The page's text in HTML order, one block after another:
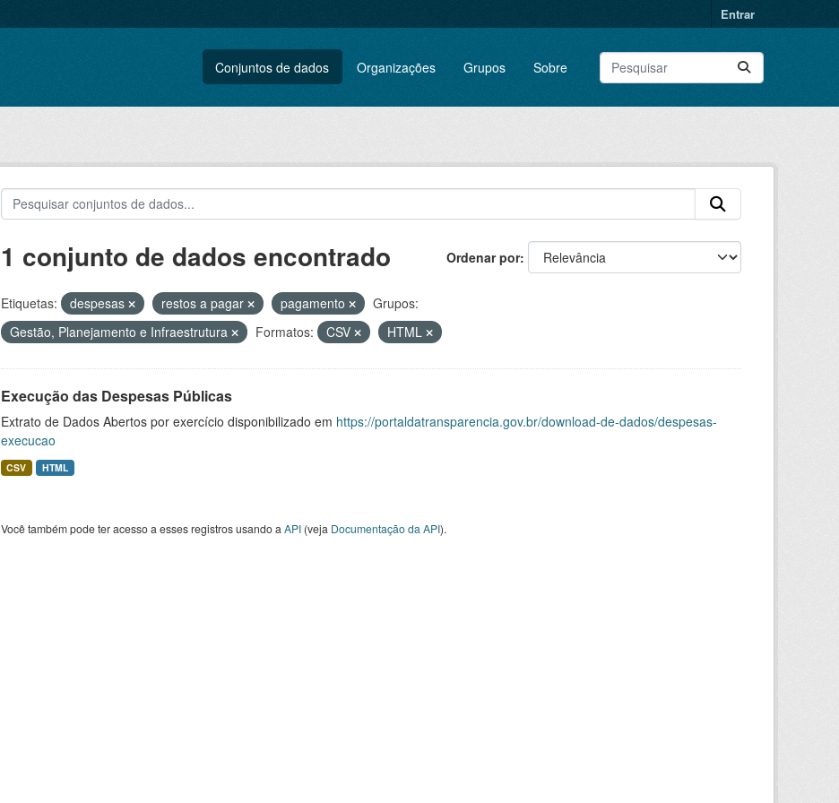
Entrar
Conjuntos de dados Organizações Grupos Sobre
Ordenar por
1 conjunto de dados encontrado
Etiquetas: despesas restos a pagar pagamento
Grupos:
Gestão, Planejamento e Infraestrutura
Formatos: CSV HTML
Execução das Despesas Públicas
Extrato de Dados Abertos por exercício disponibilizado em https://portaldatransparencia.gov.br/download-de-dados/despesas-
execucao
CSV HTML
Você também pode ter acesso a esses registros usando a API(veja Documentação da API).